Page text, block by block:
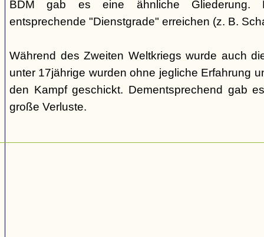
BDM gab es eine ähnliche Gliederung.
entsprechende "Dienstgrade" erreichen (z. B.
Während des Zweiten Weltkriegs wurde auch
unter 17jährige wurden ohne jegliche Erfahrung
den Kampf geschickt. Dementsprechend gab
große Verluste.